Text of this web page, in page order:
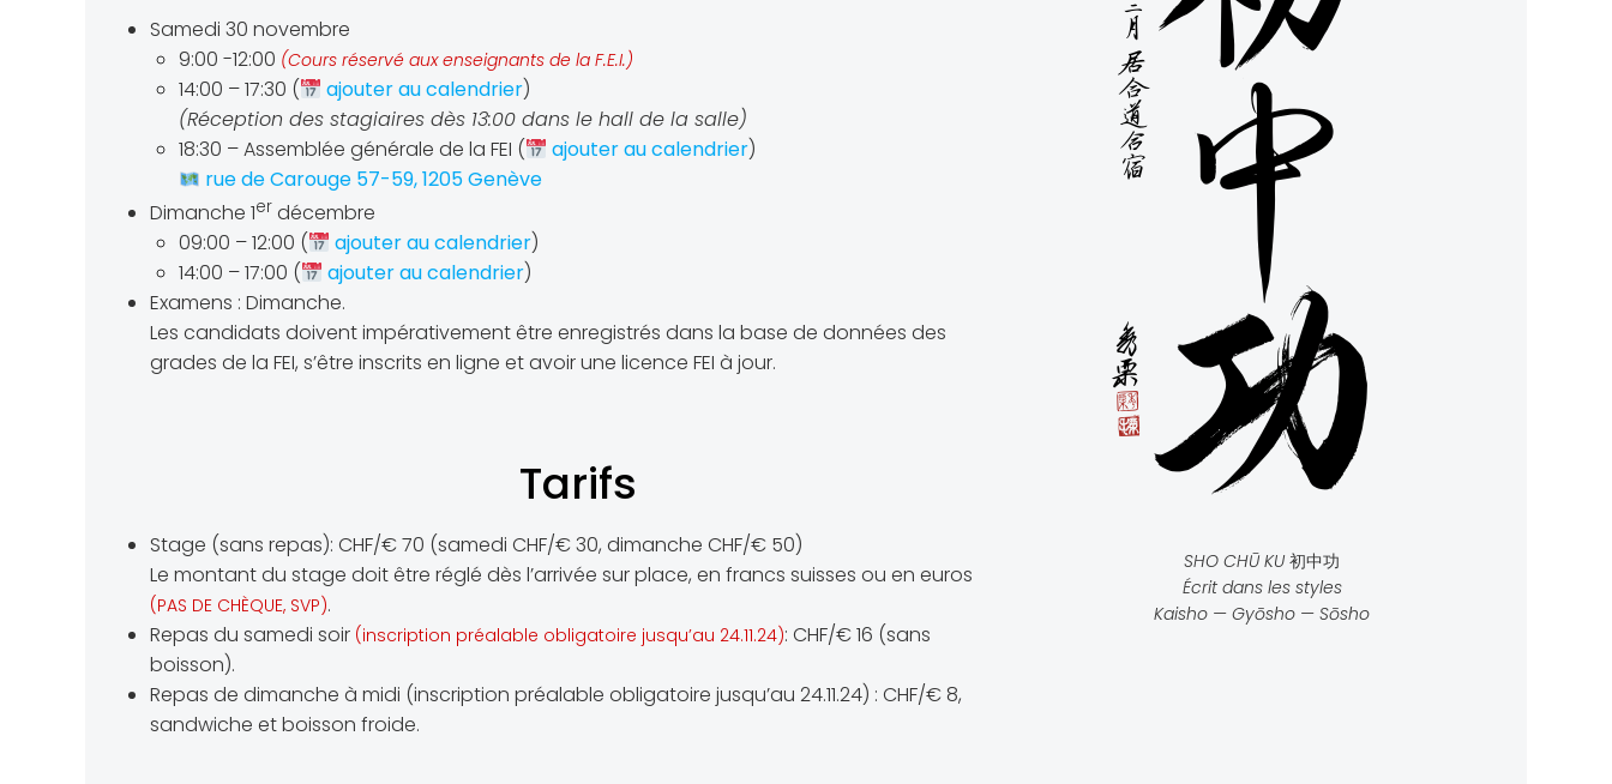
Samedi 30 novembre
9:00 -12:00 (Cours réservé aux enseignants de la F.E.I.)
14:00 – 17:30 ( ajouter au calendrier)
(Réception des stagiaires dès 13:00 dans le hall de la salle)
18:30 – Assemblée générale de la FEI (
ajouter au calendrier)
rue de Carouge 57-59, 1205 Genève
Dimanche 1er décembre
09:00 – 12:00 (
ajouter au calendrier)
14:00 – 17:00 (
ajouter au calendrier)
Examens : Dimanche.
Les candidats doivent impérativement être enregistrés dans la base de données des
grades de la FEI, s’être inscrits en ligne et avoir une licence FEI à jour.
Tarifs
Stage (sans repas): CHF/€ 70 (samedi CHF/€ 30, dimanche CHF/€ 50)
Le montant du stage doit être réglé dès l’arrivée sur place, en francs suisses ou en euros
(PAS DE CHÈQUE, SVP).
Repas du samedi soir (inscription préalable obligatoire jusqu’au 24.11.24): CHF/€ 16 (sans
boisson).
Repas de dimanche à midi (inscription préalable obligatoire jusqu’au 24.11.24) : CHF/€ 8,
sandwiche et boisson froide.
SHO CHŪ KU初中功
Écrit dans les styles
Kaisho — Gyōsho — Sōsho